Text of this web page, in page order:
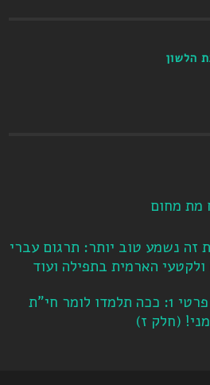
הלשון
מת מחום
זה נשמע טוב יותר: תרגום עברי
הארמית בתפילה ועוד
שיעור פרטי 1: ככה תלמדו לומר חי"ת
‏(חלק ז‏)